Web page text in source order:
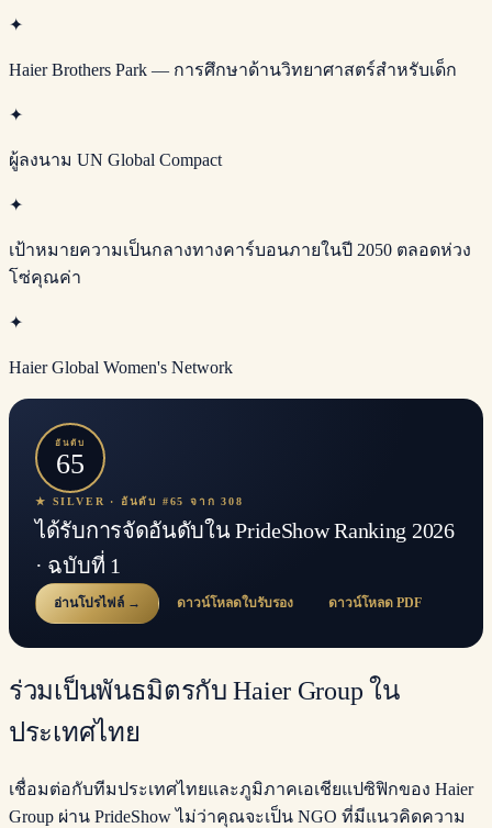
✦
Haier Brothers Park — การศึกษาด้านวิทยาศาสตร์สำหรับเด็ก
✦
ผู้ลงนาม UN Global Compact
✦
เป้าหมายความเป็นกลางทางคาร์บอนภายในปี 2050 ตลอดห่วง
โซ่คุณค่า
✦
Haier Global Women's Network
อันดับ
65
★ SILVER · อันดับ #65 จาก 308
ได้รับการจัดอันดับใน PrideShow Ranking 2026
· ฉบับที่ 1
อ่านโปรไฟล์ → ดาวน์โหลดใบรับรอง ดาวน์โหลด PDF
ร่วมเป็นพันธมิตรกับ Haier Group ใน
ประเทศไทย
เชื่อมต่อกับทีมประเทศไทยและภูมิภาคเอเชียแปซิฟิกของ Haier
Group ผ่าน PrideShow ไม่ว่าคุณจะเป็น NGO ที่มีแนวคิดความ